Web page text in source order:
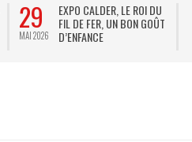
29
MAI 2026
EXPO CALDER, LE ROI DU
FIL DE FER, UN BON GOÛT
D’ENFANCE